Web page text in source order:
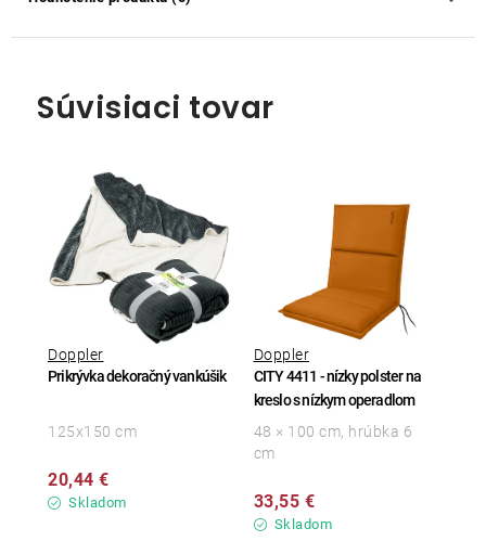
Súvisiaci tovar
Prikrývka dekoračný vankúšik
Doppler
Skladom
20,44 €
125x150 cm
CITY 4411 - nízky polster na
kreslo s nízkym operadlom
Doppler
Skladom
33,55 €
48 × 100 cm, hrúbka 6
cm